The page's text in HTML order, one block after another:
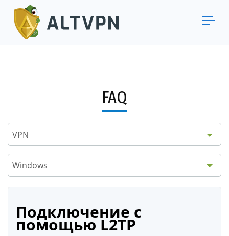
FAQ
VPN
Windows
Подключение с
помощью L2TP